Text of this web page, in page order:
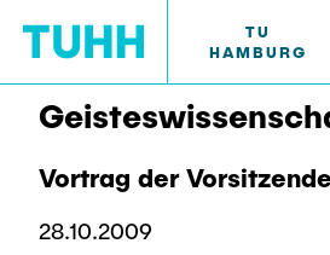
TU
HAMBURG
Neues aus Studium und
TRANSFER
Forschungsorganisation
Bau- und
Studiengänge
Mobilität
Studium im Ausland
Vortrag der
28.10.2009